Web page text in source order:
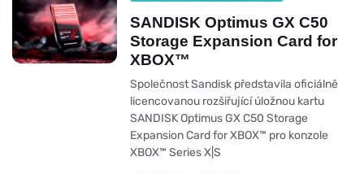
SANDISK Optimus GX C50
Storage Expansion Card for
XBOX™
Společnost Sandisk představila oficiálně
licencovanou rozšiřující úložnou kartu
SANDISK Optimus GX C50 Storage
Expansion Card for XBOX™ pro konzole
XBOX™ Series X|S